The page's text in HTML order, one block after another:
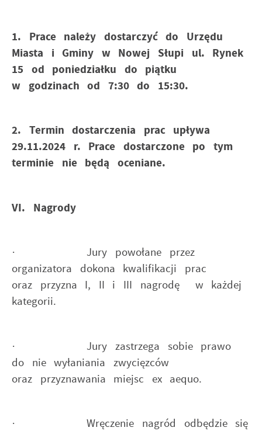
1. Prace należy dostarczyć do Urzędu
Miasta i Gminy w Nowej Słupi ul. Rynek
15 od poniedziałku do piątku
w godzinach od 7:30 do 15:30.
2. Termin dostarczenia prac upływa
29.11.2024 r. Prace dostarczone po tym
terminie nie będą oceniane.
VI. Nagrody
· Jury powołane przez
organizatora dokona kwalifikacji prac
oraz przyzna I, II i III nagrodę w każdej
kategorii.
· Jury zastrzega sobie prawo
do nie wyłaniania zwycięzców
oraz przyznawania miejsc ex aequo.
· Wręczenie nagród odbędzie się